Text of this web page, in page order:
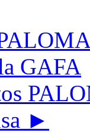
GAFA
►